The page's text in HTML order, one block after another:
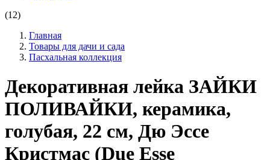
(12)
Главная
Товары для дачи и сада
Пасхальная коллекция
Декоративная лейка ЗАЙКИ
ПОЛИВАЙКИ, керамика,
голубая, 22 см, Дю Эссе
Кристмас (Due Esse